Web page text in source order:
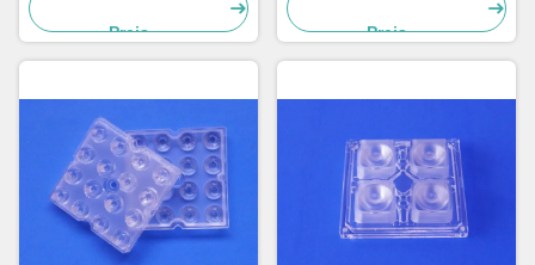
Preis
Industriebeleuchtung
Preis